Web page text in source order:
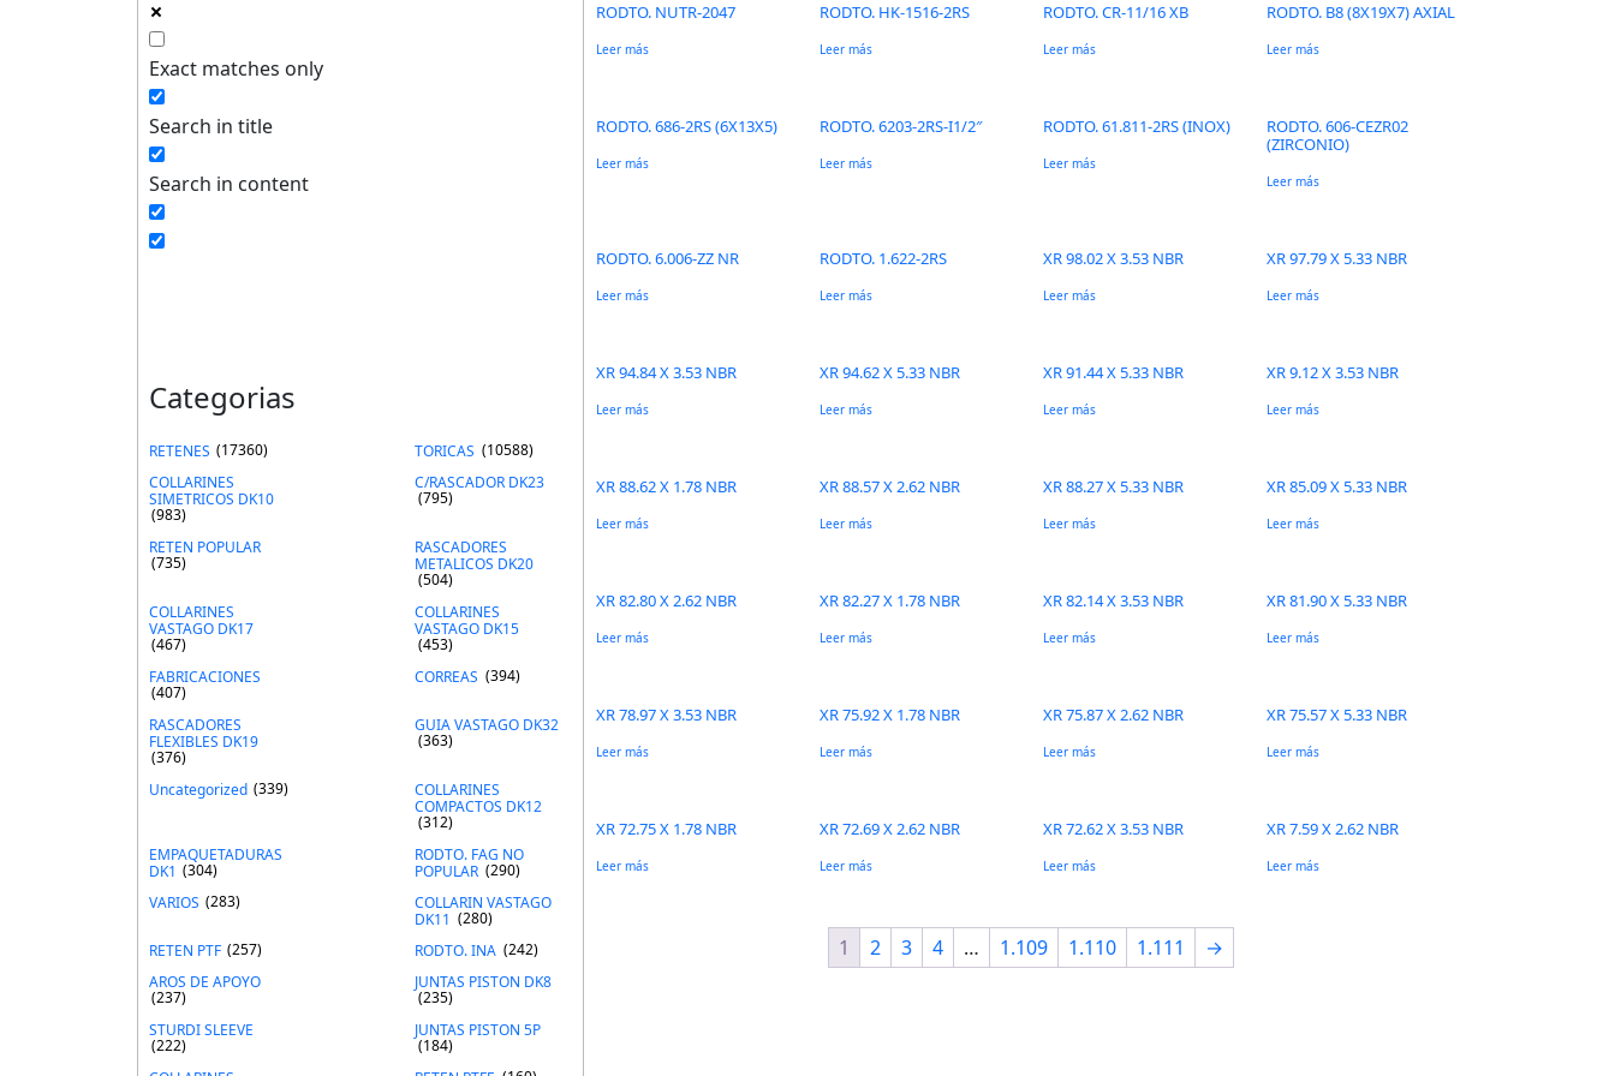
Exact matches only
Search in title
Search in content
Categorias
RETENES (17360) TORICAS (10588)
COLLARINES
SIMETRICOS DK10
(983)
C/RASCADOR DK23
(795)
RETEN POPULAR
(735)
RASCADORES
METALICOS DK20
(504)
COLLARINES
VASTAGO DK17
(467)
COLLARINES
VASTAGO DK15
(453)
FABRICACIONES
(407)
CORREAS (394)
RASCADORES
FLEXIBLES DK19
(376)
GUIA VASTAGO DK32
(363)
Uncategorized (339)
COLLARINES
COMPACTOS DK12
(312)
EMPAQUETADURAS
DK1 (304)
RODTO. FAG NO
POPULAR (290)
VARIOS (283)
COLLARIN VASTAGO
DK11 (280)
RETEN PTF (257) RODTO. INA (242)
AROS DE APOYO
(237)
JUNTAS PISTON DK8
(235)
STURDI SLEEVE
(222)
JUNTAS PISTON 5P
(184)
RODTO. NUTR-2047
Leer más
RODTO. HK-1516-2RS
Leer más
RODTO. CR-11/16 XB
Leer más
RODTO. B8 (8X19X7) AXIAL
Leer más
RODTO. 686-2RS (6X13X5)
Leer más
RODTO. 6203-2RS-I1/2″
Leer más
RODTO. 61.811-2RS (INOX)
Leer más
RODTO. 606-CEZR02
(ZIRCONIO)
Leer más
RODTO. 6.006-ZZ NR
Leer más
RODTO. 1.622-2RS
Leer más
XR 98.02 X 3.53 NBR
Leer más
XR 97.79 X 5.33 NBR
Leer más
XR 94.84 X 3.53 NBR
Leer más
XR 94.62 X 5.33 NBR
Leer más
XR 91.44 X 5.33 NBR
Leer más
XR 9.12 X 3.53 NBR
Leer más
XR 88.62 X 1.78 NBR
Leer más
XR 88.57 X 2.62 NBR
Leer más
XR 88.27 X 5.33 NBR
Leer más
XR 85.09 X 5.33 NBR
Leer más
XR 82.80 X 2.62 NBR
Leer más
XR 82.27 X 1.78 NBR
Leer más
XR 82.14 X 3.53 NBR
Leer más
XR 81.90 X 5.33 NBR
Leer más
XR 78.97 X 3.53 NBR
Leer más
XR 75.92 X 1.78 NBR
Leer más
XR 75.87 X 2.62 NBR
Leer más
XR 75.57 X 5.33 NBR
Leer más
XR 72.75 X 1.78 NBR
Leer más
XR 72.69 X 2.62 NBR
Leer más
XR 72.62 X 3.53 NBR
Leer más
XR 7.59 X 2.62 NBR
Leer más
1 2 3 4 … 1.109 1.110 1.111 →
Estadísticas